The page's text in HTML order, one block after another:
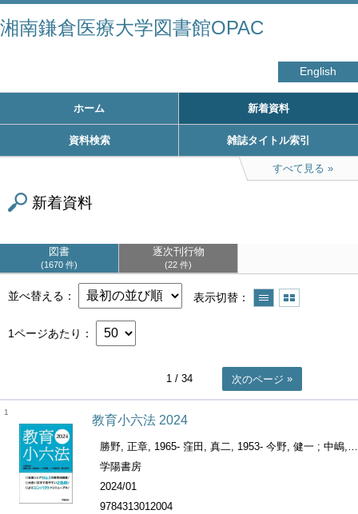
湘南鎌倉医療大学図書館OPAC
English
ホーム 新着資料
資料検索 雑誌タイトル索引
すべて見る
新着資料
図書
1670 件
逐次刊行物
22 件
並べ替える 表示切替
1ページあたり
1/ 34 次のページ
1
教育小六法 2024
勝野, 正章, 1965- 窪田, 真二, 1953- 今野, 健一 ; 中嶋, 哲彦, 1955- ; 野村, 武司, 1960-
学陽書房
2024/01
9784313012004